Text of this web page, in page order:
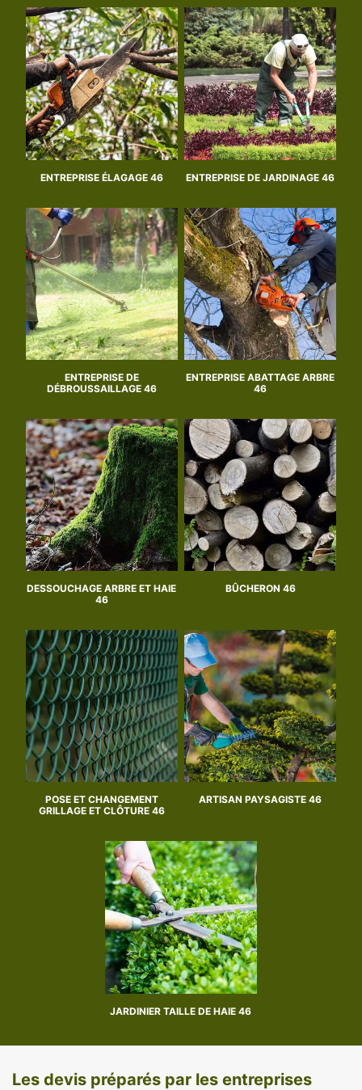
ENTREPRISE ÉLAGAGE 46 ENTREPRISE DE JARDINAGE 46
ENTREPRISE DE
DÉBROUSSAILLAGE 46
ENTREPRISE ABATTAGE ARBRE
46
DESSOUCHAGE ARBRE ET HAIE
46
BÛCHERON 46
POSE ET CHANGEMENT
GRILLAGE ET CLÔTURE 46
ARTISAN PAYSAGISTE 46
JARDINIER TAILLE DE HAIE 46
Les devis préparés par les entreprises